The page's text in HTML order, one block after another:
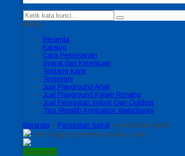
MENU
Beranda
Katalog
Cara Pemesanan
Syarat dan Ketentuan
Tentang Kami
Testimoni
Jual Playground Anak
Jual Playground Kolam Renang
Jual Perosotan Indoor Dan Outdoor
Tips Memilih Kontraktor Waterboom
Beranda » Perosotan Spiral » perosotan spiral
click image to preview activate zoom
Terpopuler